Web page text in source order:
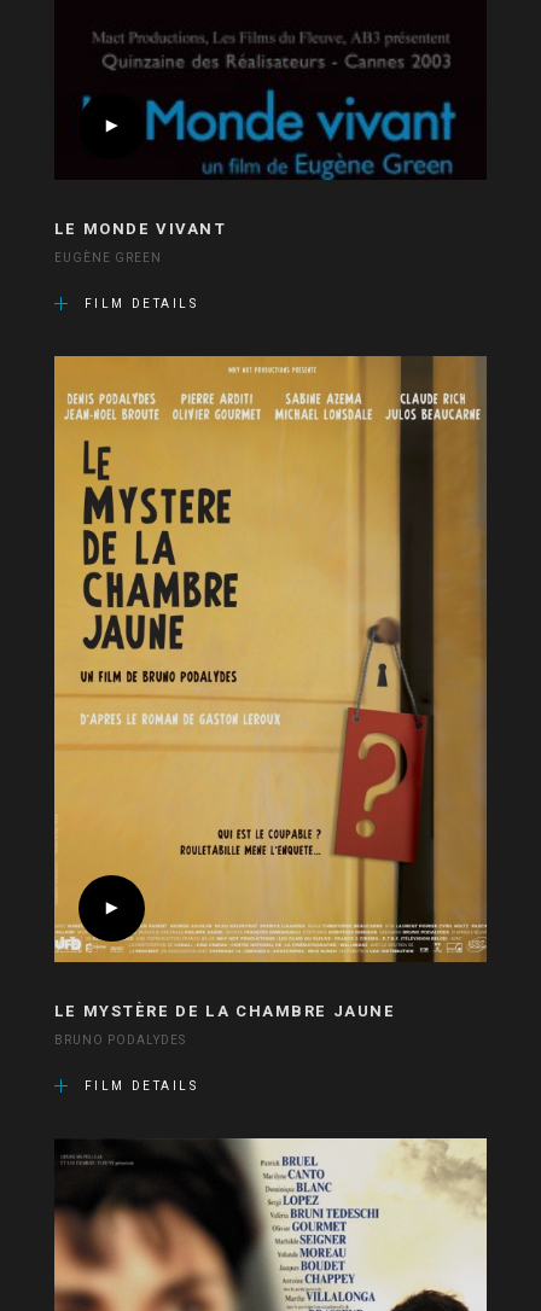
LE MONDE VIVANT
EUGÈNE GREEN
FILM DETAILS
LE MYSTÈRE DE LA CHAMBRE JAUNE
BRUNO PODALYDES
FILM DETAILS